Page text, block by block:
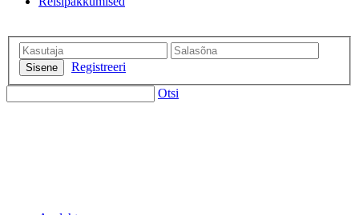
Registreeri
Otsi